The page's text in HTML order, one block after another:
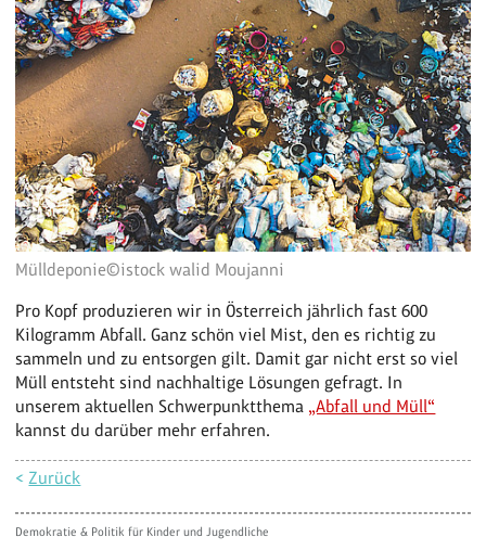
Mülldeponie©istock walid Moujanni
Pro Kopf produzieren wir in Österreich jährlich fast 600
Kilogramm Abfall. Ganz schön viel Mist, den es richtig zu
sammeln und zu entsorgen gilt. Damit gar nicht erst so viel
Müll entsteht sind nachhaltige Lösungen gefragt. In
unserem aktuellen Schwerpunktthema „Abfall und Müll“
kannst du darüber mehr erfahren.
<Zurück
Demokratie & Politik für Kinder und Jugendliche